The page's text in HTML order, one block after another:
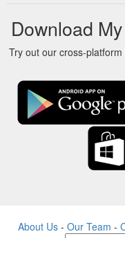
Download
Try out our cross-
About Us - Our Team -